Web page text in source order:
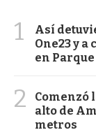
1
Así
One23 y
en
2
Comenzó
alto de
metros